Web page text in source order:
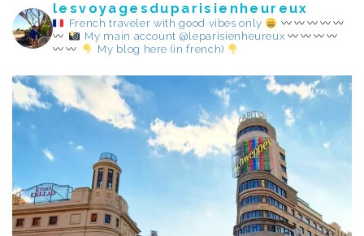
lesvoyagesduparisienheureux
French traveler with good vibes only
My main account @leparisienheureux
My blog here (in french)